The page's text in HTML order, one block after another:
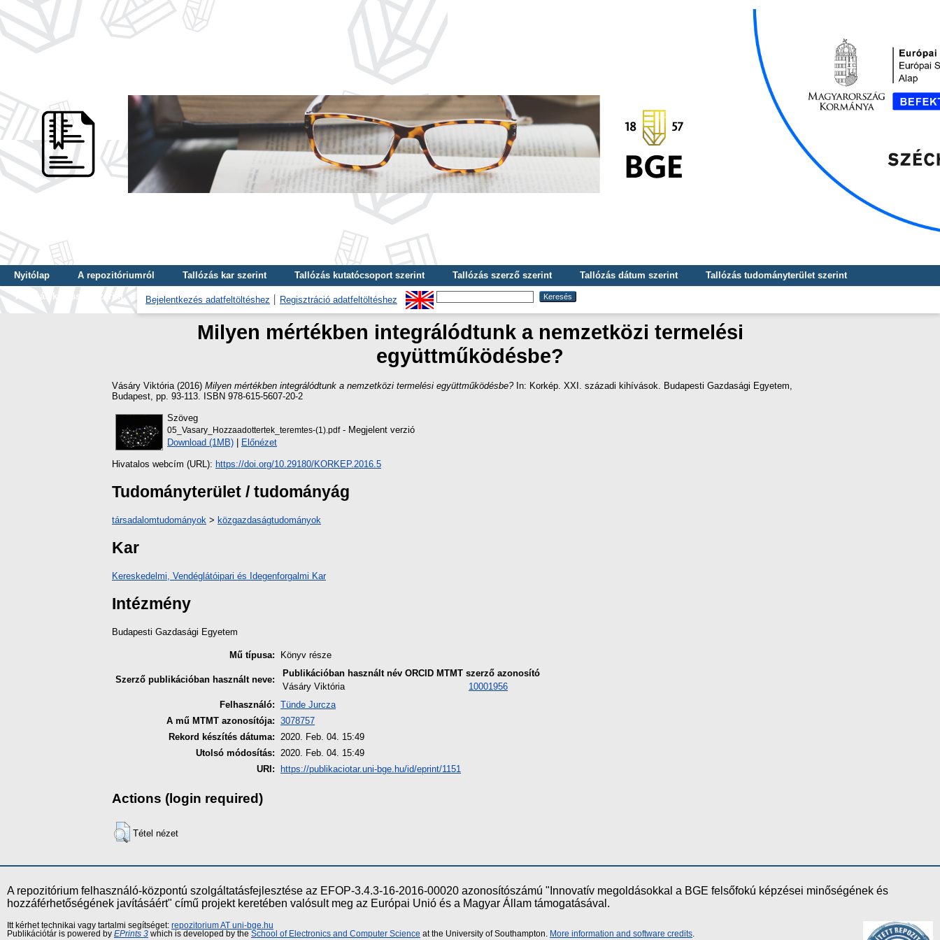
Nyitólap A repozitóriumról Tallózás kar szerint Tallózás kutatócsoport szerint Tallózás szerző szerint Tallózás dátum szerint
Tallózás tudományterület szerint
Tallózás kulcsszó szerint
Bejelentkezés adatfeltöltéshez Regisztráció adatfeltöltéshez
Milyen mértékben integrálódtunk a nemzetközi termelési
együttműködésbe?
Vásáry Viktória (2016) Milyen mértékben integrálódtunk a nemzetközi termelési együttműködésbe?In: Korkép. XXI. századi kihívások. Budapesti Gazdasági Egyetem,
Budapest, pp. 93-113. ISBN 978-615-5607-20-2
Szöveg
05_Vasary_Hozzaadottertek_teremtes-(1).pdf- Megjelent verzió
Download (1MB) | Előnézet
Hivatalos webcím (URL): https://doi.org/10.29180/KORKEP.2016.5
Tudományterület / tudományág
társadalomtudományok > közgazdaságtudományok
Kar
Kereskedelmi, Vendéglátóipari és Idegenforgalmi Kar
Intézmény
Budapesti Gazdasági Egyetem
Mű típusa: Könyv része
Szerző publikációban használt neve:
Publikációban használt név ORCID MTMT szerző azonosító
Vásáry Viktória
10001956
Felhasználó: Tünde Jurcza
A mű MTMT azonosítója: 3078757
Rekord készítés dátuma: 2020. Feb. 04. 15:49
Utolsó módosítás: 2020. Feb. 04. 15:49
URI:
https://publikaciotar.uni-bge.hu/id/eprint/1151
Actions (login required)
Tétel nézet
A repozitórium felhasználó-központú szolgáltatásfejlesztése az EFOP-3.4.3-16-2016-00020 azonosítószámú "Innovatív megoldásokkal a BGE felsőfokú képzései minőségének és
hozzáférhetőségének javításáért" című projekt keretében valósult meg az Európai Unió és a Magyar Állam támogatásával.
Itt kérhet technikai vagy tartalmi segítséget: repozitorium AT uni-bge.hu
Publikációtár is powered by EPrints 3 which is developed by the School of Electronics and Computer Science at the University of Southampton. More information and software credits.